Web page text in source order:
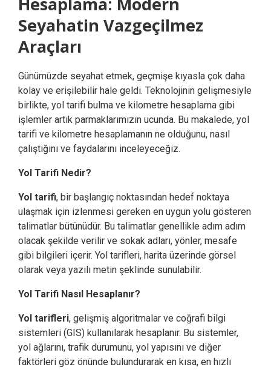
Seyahatin Vazgeçilmez
Araçları
Günümüzde seyahat etmek, geçmişe kıyasla çok daha
kolay ve erişilebilir hale geldi. Teknolojinin gelişmesiyle
birlikte, yol tarifi bulma ve kilometre hesaplama gibi
işlemler artık parmaklarımızın ucunda. Bu makalede, yol
tarifi ve kilometre hesaplamanın ne olduğunu, nasıl
çalıştığını ve faydalarını inceleyeceğiz.
Yol Tarifi Nedir?
Yol tarifi, bir başlangıç noktasından hedef noktaya
ulaşmak için izlenmesi gereken en uygun yolu gösteren
talimatlar bütünüdür. Bu talimatlar genellikle adım adım
olacak şekilde verilir ve sokak adları, yönler, mesafe
gibi bilgileri içerir. Yol tarifleri, harita üzerinde görsel
olarak veya yazılı metin şeklinde sunulabilir.
Yol Tarifi Nasıl Hesaplanır?
Yol tarifleri, gelişmiş algoritmalar ve coğrafi bilgi
sistemleri (GIS) kullanılarak hesaplanır. Bu sistemler,
yol ağlarını, trafik durumunu, yol yapısını ve diğer
faktörleri göz önünde bulundurarak en kısa, en hızlı